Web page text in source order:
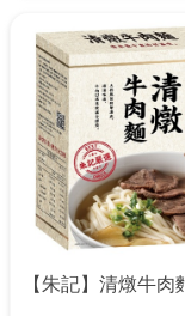
【朱記】清燉牛肉